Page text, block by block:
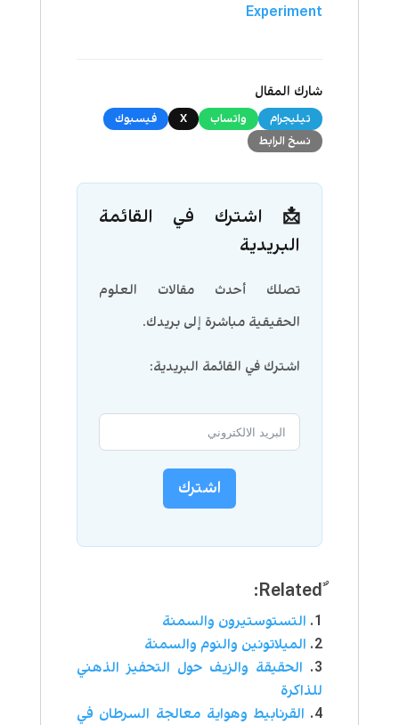
Experiment
شارك المقال
تيليجرام واتساب X
فيسبوك
نسخ الرابط
📩 اشترك في القائمة
البريدية
تصلك أحدث مقالات العلوم
الحقيقية مباشرة إلى بريدك.
اشترك في القائمة البريدية:
اشترك
ٌRelated:
التستوستيرون والسمنة
الميلاتونين والنوم والسمنة
الحقيقة والزيف حول التحفيز الذهني
للذاكرة
القرنابيط وهواية معالجة السرطان في